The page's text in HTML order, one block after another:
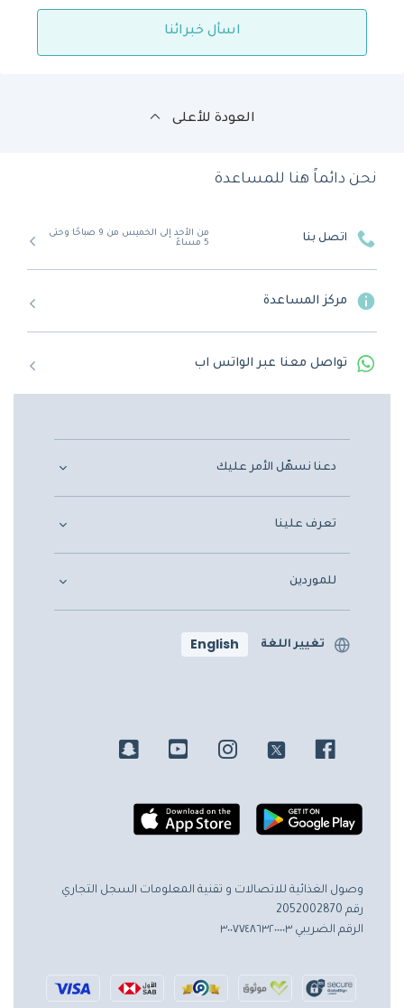
اسأل خبرائنا
العودة للأعلى
نحن دائماً هنا للمساعدة
اتصل بنا
من الأحد إلى الخميس من 9 صباحًا وحتى
5 مساءً
مركز المساعدة
تواصل معنا عبر الواتس اب
دعنا نسهّل الأمر عليك
تعرف علينا
للموردين
تغيير اللغة English
وصول الغذائية للاتصالات و تقنية المعلومات السجل التجاري
رقم 2052002870
الرقم الضريبي ٣٠٠٧٧٤٨٦٣٢٠٠٠٠٣